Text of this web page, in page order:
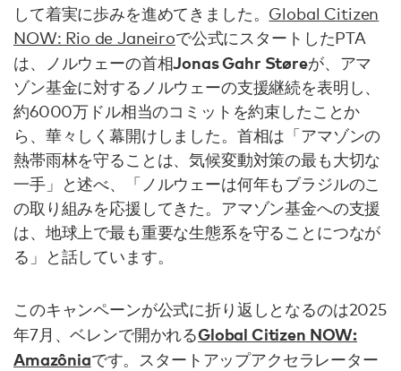
して着実に歩みを進めてきました。 Global Citizen
NOW: Rio de Janeiroで公式にスタートしたPTA
は、ノルウェーの首相Jonas Gahr Støreが、アマ
ゾン基金に対するノルウェーの支援継続を表明し、
約6000万ドル相当のコミットを約束したことか
ら、華々しく幕開けしました。首相は「アマゾンの
熱帯雨林を守ることは、気候変動対策の最も大切な
一手」と述べ、「ノルウェーは何年もブラジルのこ
の取り組みを応援してきた。アマゾン基金への支援
は、地球上で最も重要な生態系を守ることにつなが
る」と話しています。
このキャンペーンが公式に折り返しとなるのは2025
年7月、ベレンで開かれるGlobal Citizen NOW:
Amazôniaです。スタートアップアクセラレーター